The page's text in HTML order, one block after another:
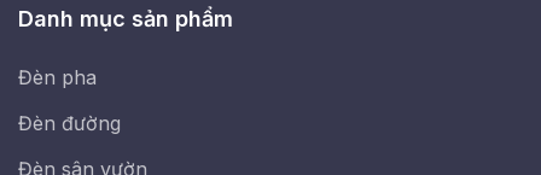
Danh mục sản phẩm
Đèn pha
Đèn đường
Đèn sân vườn